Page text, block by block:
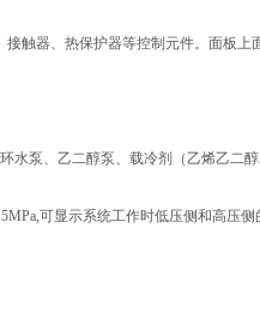
触器、热保护器等控制元件。面板上
泵、乙二醇泵、载冷剂（乙烯乙二醇
可显示系统工作时低压侧和高压